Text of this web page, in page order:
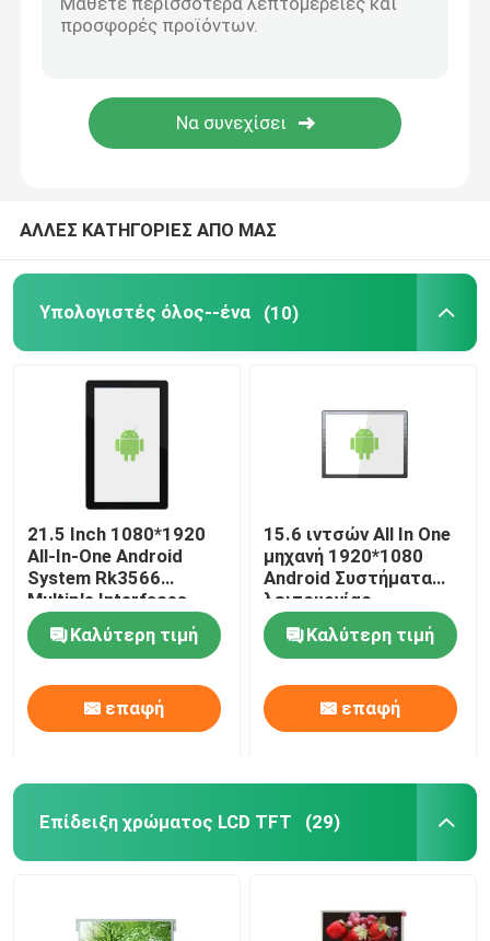
Γραφική ενότητα επίδειξης LCD
Υψηλή επίδειξη φωτεινότητας LCD
Πίνακας ελεγκτών TFT LCD
Μονάδα οθόνης LCD χαρακτήρων
ΑΛΛΕΣ ΚΑΤΗΓΟΡΙΕΣ ΑΠΟ ΜΑΣ
Υπολογιστές όλος--ένα (10)
21.5 Inch 1080*1920
All-In-One Android
System Rk3566
Multiple Interfaces
Adjustable Brightness
Καλύτερη τιμή
επαφή
15.6 ιντσών All In One
μηχανή 1920*1080
Android Συστήματα
λειτουργίας
Υποστήριξη
Πολλαπλών
διεπαφών Πολλαπλές
γλώσσες
Καλύτερη τιμή
επαφή
Επίδειξη χρώματος LCD TFT (29)